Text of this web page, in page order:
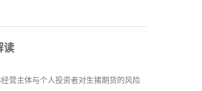
读
营主体与个人投资者对生猪期货的风险